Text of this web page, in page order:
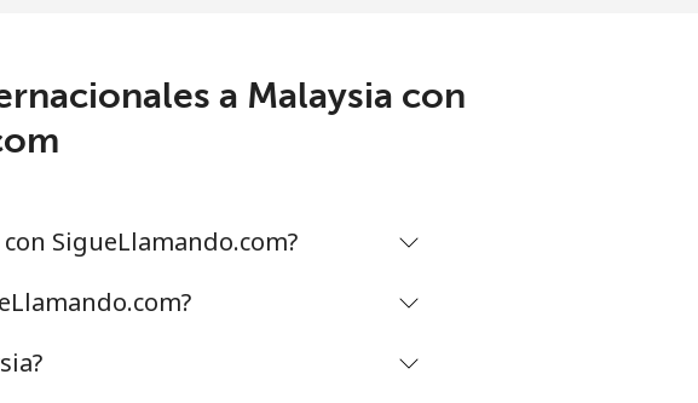
min por ⁦€10⁩
min por ⁦€10⁩
a Malaysia con
SigueLlamando.com?